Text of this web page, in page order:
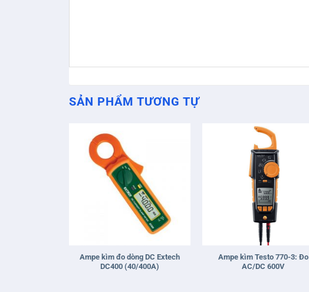
SẢN PHẨM TƯƠNG TỰ
Ampe kìm đo dòng DC Extech
DC400 (40/400A)
Ampe kìm Testo 770-3: Đo
AC/DC 600V